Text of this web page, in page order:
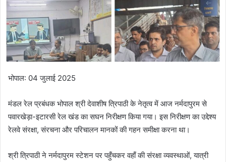
भोपाल: 04 जुलाई 2025
मंडल रेल प्रबंधक भोपाल श्री देवाशीष त्रिपाठी के नेतृत्व में आज नर्मदापुरम से
पवारखेड़ा-इटारसी रेल खंड का सघन निरीक्षण किया गया। इस निरीक्षण का उद्देश्य
रेलवे संरक्षा, संरचना और परिचालन मानकों की गहन समीक्षा करना था।
श्री त्रिपाठी ने नर्मदापुरम स्टेशन पर पहुँचकर वहाँ की संरक्षा व्यवस्थाओं, यात्री